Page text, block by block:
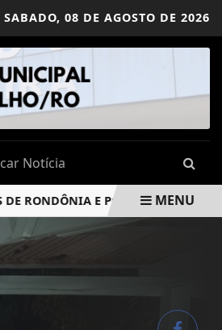
SABADO, 08 DE AGOSTO DE 2026
E POSSÍVEL PREJUÍZO A
MENU